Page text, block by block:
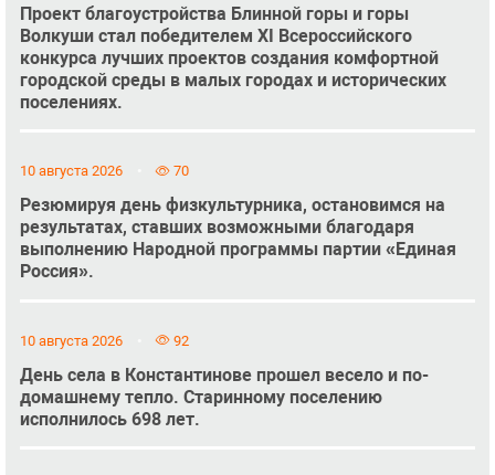
Проект благоустройства Блинной горы и горы
Волкуши стал победителем XI Всероссийского
конкурса лучших проектов создания комфортной
городской среды в малых городах и исторических
поселениях.
10 августа 2026 70
Резюмируя день физкультурника, остановимся на
результатах, ставших возможными благодаря
выполнению Народной программы партии «Единая
Россия».
10 августа 2026 92
День села в Константинове прошел весело и по-
домашнему тепло. Старинному поселению
исполнилось 698 лет.